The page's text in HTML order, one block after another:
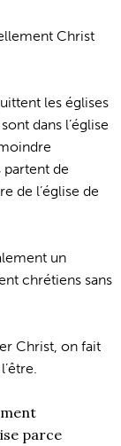
Christ
les églises
dans l’église
de
de l’église de
un
chrétiens sans
Christ, on fait
parce